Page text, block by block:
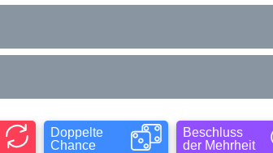
Doppelte
Chance
Beschluss
der Mehrheit